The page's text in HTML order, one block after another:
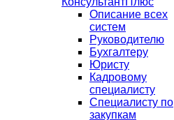
Описание всех
систем
Руководителю
Бухгалтеру
Юристу
Кадровому
специалисту
Специалисту по
закупкам